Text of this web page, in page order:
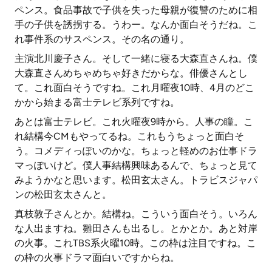
ペンス。食品事故で子供を失った母親が復讐のために相
手の子供を誘拐する。うわー。なんか面白そうだね。こ
れ事件系のサスペンス。その名の通り。
主演北川慶子さん。そして一緒に寝る大森直さんね。僕
大森直さんめちゃめちゃ好きだからな。俳優さんとし
て。これ面白そうですね。これ月曜夜10時、4月のどこ
かから始まる富士テレビ系列ですね。
あとは富士テレビ。これ火曜夜9時から。人事の瞳。こ
れ結構今CMもやってるね。これもうちょっと面白そ
う。コメディっぽいのかな。ちょっと軽めのお仕事ドラ
マっぽいけど。僕人事結構興味あるんで、ちょっと見て
みようかなと思います。松田玄太さん。トラビスジャパ
ンの松田玄太さんと。
真枝敦子さんとか。結構ね。こういう面白そう。いろん
な人出ますね。雛田さんも出るし。とかとか。あと対岸
の火事。これTBS系火曜10時。この枠は注目ですね。こ
の枠の火事ドラマ面白いですからね。